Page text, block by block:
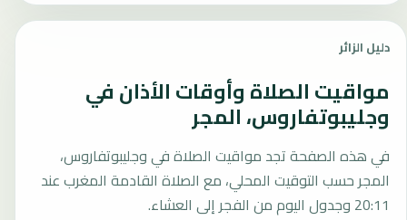
دليل الزائر
مواقيت الصلاة وأوقات الأذان في
وجليبوتفاروس، المجر
في هذه الصفحة تجد مواقيت الصلاة في وجليبوتفاروس،
المجر حسب التوقيت المحلي، مع الصلاة القادمة المغرب عند
20:11 وجدول اليوم من الفجر إلى العشاء.